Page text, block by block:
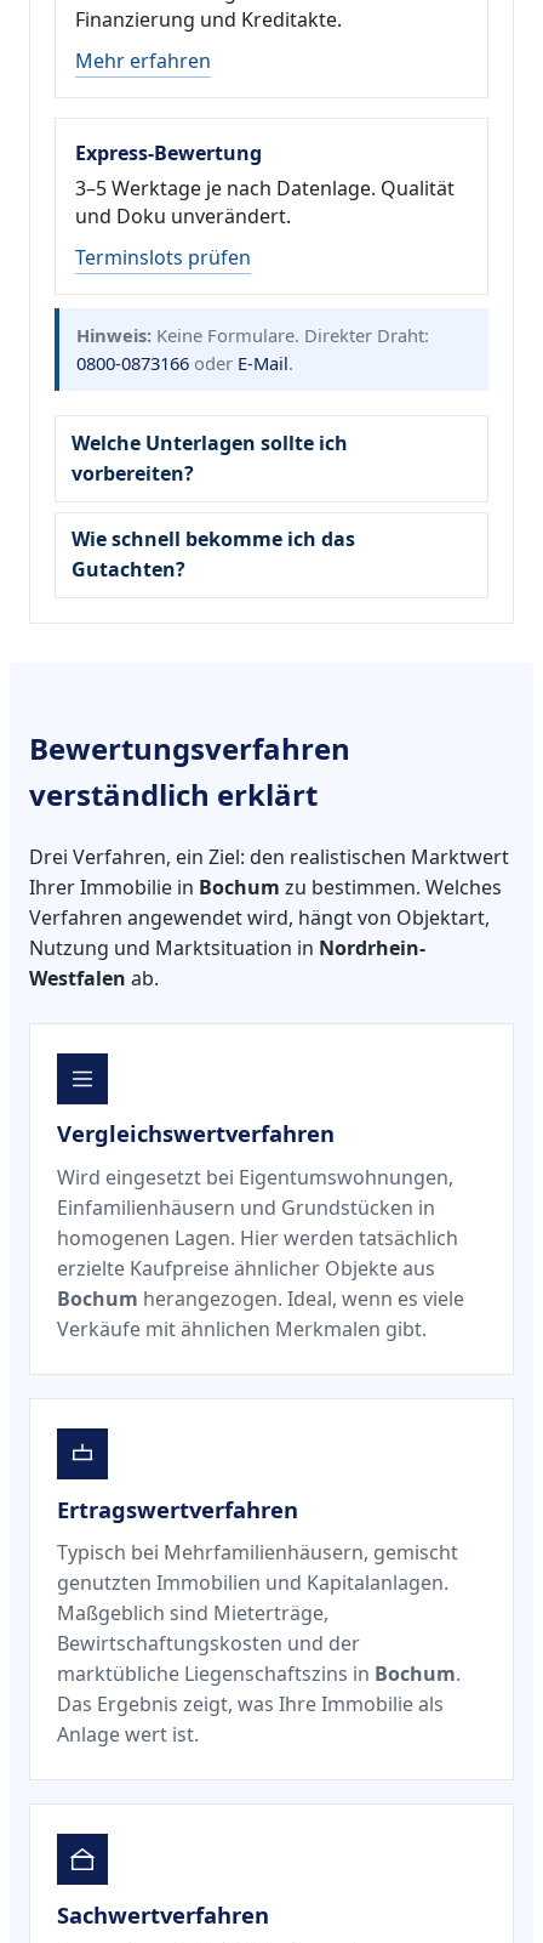
Finanzierung und Kreditakte.
Mehr erfahren
Express-Bewertung
3–5 Werktage je nach Datenlage. Qualität
und Doku unverändert.
Terminslots prüfen
Hinweis: Keine Formulare. Direkter Draht:
0800-0873166 oder E-Mail.
Welche Unterlagen sollte ich
vorbereiten?
Wie schnell bekomme ich das
Gutachten?
Bewertungsverfahren
verständlich erklärt
Drei Verfahren, ein Ziel: den realistischen Marktwert
Ihrer Immobilie in Bochum zu bestimmen. Welches
Verfahren angewendet wird, hängt von Objektart,
Nutzung und Marktsituation in Nordrhein-
Westfalen ab.
Vergleichswertverfahren
Wird eingesetzt bei Eigentumswohnungen,
Einfamilienhäusern und Grundstücken in
homogenen Lagen. Hier werden tatsächlich
erzielte Kaufpreise ähnlicher Objekte aus
Bochum herangezogen. Ideal, wenn es viele
Verkäufe mit ähnlichen Merkmalen gibt.
Ertragswertverfahren
Typisch bei Mehrfamilienhäusern, gemischt
genutzten Immobilien und Kapitalanlagen.
Maßgeblich sind Mieterträge,
Bewirtschaftungskosten und der
marktübliche Liegenschaftszins in Bochum.
Das Ergebnis zeigt, was Ihre Immobilie als
Anlage wert ist.
Sachwertverfahren